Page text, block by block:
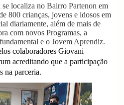
se localiza no Bairro Partenon em
800 crianças, jovens e idosos em
diariamente, além de mais de
com novos Programas, a
e o Jovem Aprendiz.
colaboradores Giovani
acreditando que a participação
na parceria.